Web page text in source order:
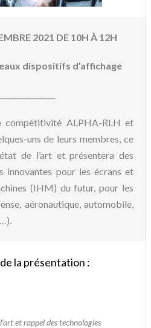
2021 DE 10H À 12H
dispositifs d’affichage
compétitivité ALPHA-RLH et
uns de leurs membres, ce
de l’art et présentera des
innovantes pour les écrans et
(IHM) du futur, pour les
aéronautique, automobile,
la présentation :
et rappel des technologies